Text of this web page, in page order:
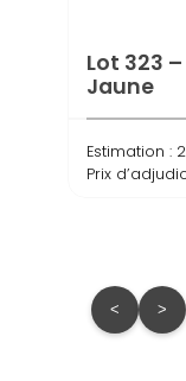
Lot 323
Jaune
Estimation :
Prix
< >